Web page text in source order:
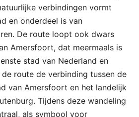
verbindingen vormt
en onderdeel is van
De route loopt ook dwars
Amersfoort, dat meermaals is
stad van Nederland en
route de verbinding tussen de
van Amersfoort en het landelijk
Tijdens deze wandeling
als symbool voor